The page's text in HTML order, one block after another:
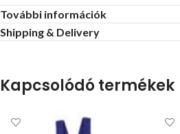
További információk
Shipping & Delivery
Kapcsolódó termékek